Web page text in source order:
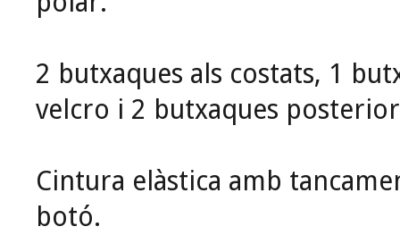
2 butxaques als costats, 1
velcro i 2 butxaques
Cintura elàstica amb
botó.